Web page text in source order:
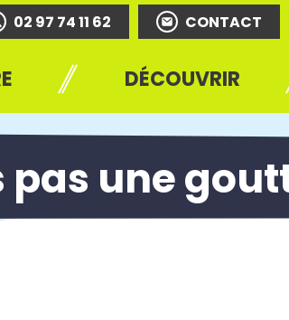
02 97 74 11 62 CONTACT
DÉCOUVRIR
une